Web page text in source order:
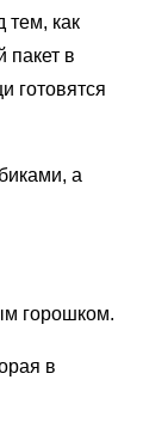
тем, как
пакет в
готовятся
а
горошком.
в